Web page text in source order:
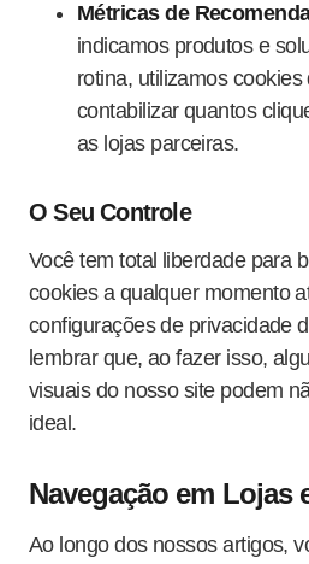
Métricas de
indicamos produtos e
rotina, utilizamos
contabilizar quantos
as lojas parceiras.
O Seu Controle
Você tem total liberdade para
cookies a qualquer momento
configurações de privacidade
lembrar que, ao fazer isso,
visuais do nosso site podem
ideal.
Navegação em Lojas
Ao longo dos nossos artigos,